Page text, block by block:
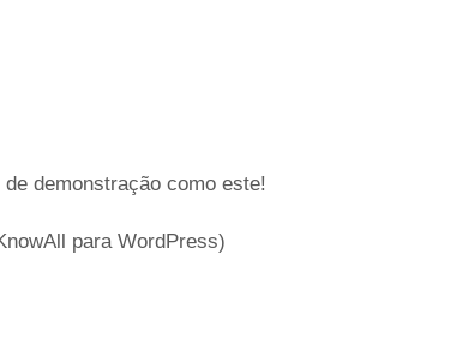
demonstração como este!
para WordPress)